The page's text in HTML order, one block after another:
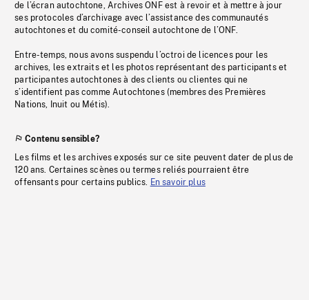
de l’écran autochtone, Archives ONF est à revoir et à mettre à jour
ses protocoles d’archivage avec l’assistance des communautés
autochtones et du comité-conseil autochtone de l’ONF.
Entre-temps, nous avons suspendu l’octroi de licences pour les
archives, les extraits et les photos représentant des participants et
participantes autochtones à des clients ou clientes qui ne
s’identifient pas comme Autochtones (membres des Premières
Nations, Inuit ou Métis).
Contenu sensible?
Les films et les archives exposés sur ce site peuvent dater de plus de
120 ans. Certaines scènes ou termes reliés pourraient être
offensants pour certains publics. En savoir plus